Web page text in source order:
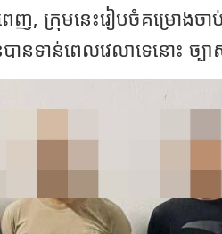
េញ, ក្រុមនេះរៀបចំគម្រោងចា
បានទាន់ពេលវេលាទេនោះ ច្បា